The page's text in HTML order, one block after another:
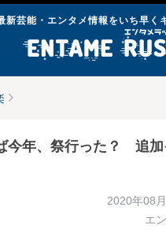
新芸能・エンタメ情報をいち早く
今年、祭行った？ 追加
2020年08
エ